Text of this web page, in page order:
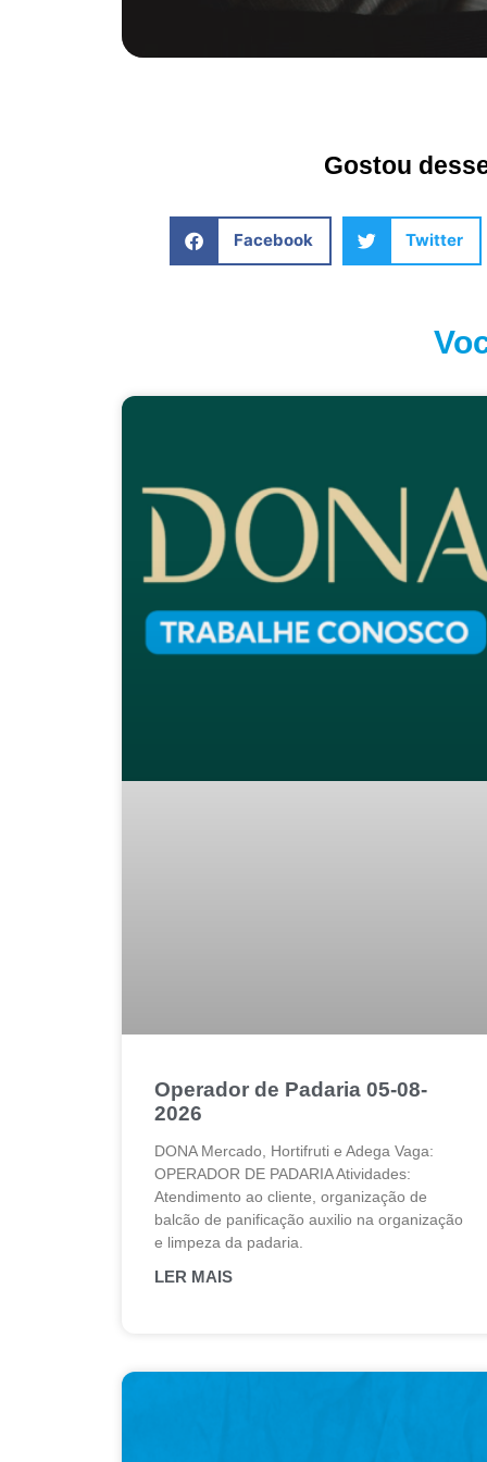
Gostou
Facebook Twitter
Operador de Padaria 05-08-
2026
DONA Mercado, Hortifruti e Adega Vaga:
OPERADOR DE PADARIA Atividades:
Atendimento ao cliente, organização de
balcão de panificação auxilio na organização
e limpeza da padaria.
LER MAIS